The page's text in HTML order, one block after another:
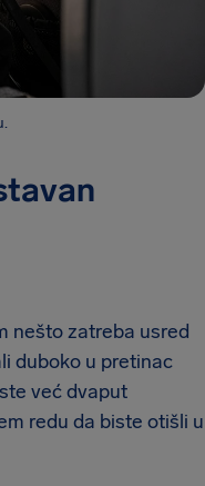
nešto zatreba usred
duboko u pretinac
već dvaput
redu da biste otišli u